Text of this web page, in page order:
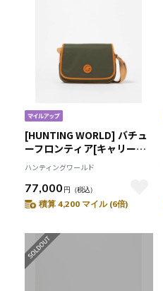
[HUNTING WORLD] バチュ
ーフロンティア[キャリーオ
ールS 2351BFR]グリーン
6109092055
ハンティングワールド
77,000 円 （税込）
積算 4,200 マイル (6倍)